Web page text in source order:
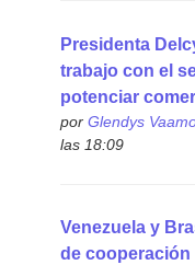
Presidenta
trabajo con el
potenciar
por Glendys
las 18:09
Venezuela y
de cooperación